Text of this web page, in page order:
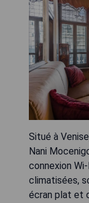
Situé à
Nani
connexion
climatisées,
écran plat et